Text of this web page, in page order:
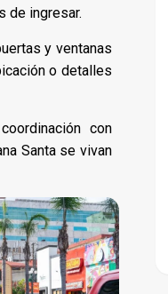
de ingresar.
y ventanas
o detalles
con
Santa se vivan